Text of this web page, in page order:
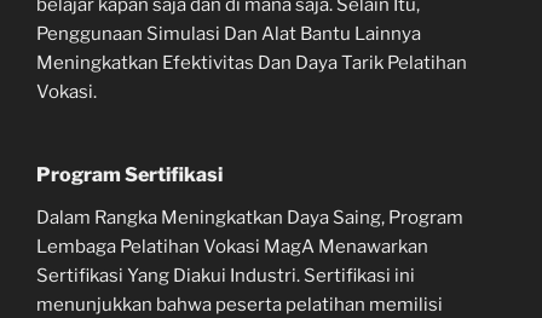
belajar kapan saja dan di mana saja. Selain Itu,
Penggunaan Simulasi Dan Alat Bantu Lainnya
Meningkatkan Efektivitas Dan Daya Tarik Pelatihan
Vokasi.
Program Sertifikasi
Dalam Rangka Meningkatkan Daya Saing, Program
Lembaga Pelatihan Vokasi MagA Menawarkan
Sertifikasi Yang Diakui Industri. Sertifikasi ini
menunjukkan bahwa peserta pelatihan memilisi